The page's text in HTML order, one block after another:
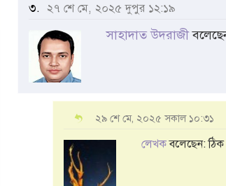
৩. ২৭ শে মে, ২০২৫ দুপুর ১২:১৯
সাহাদাত উদরাজী
২৯ শে মে, ২০২৫ সকাল ১০:৩১
লেখকবলেছেন: ঠিক